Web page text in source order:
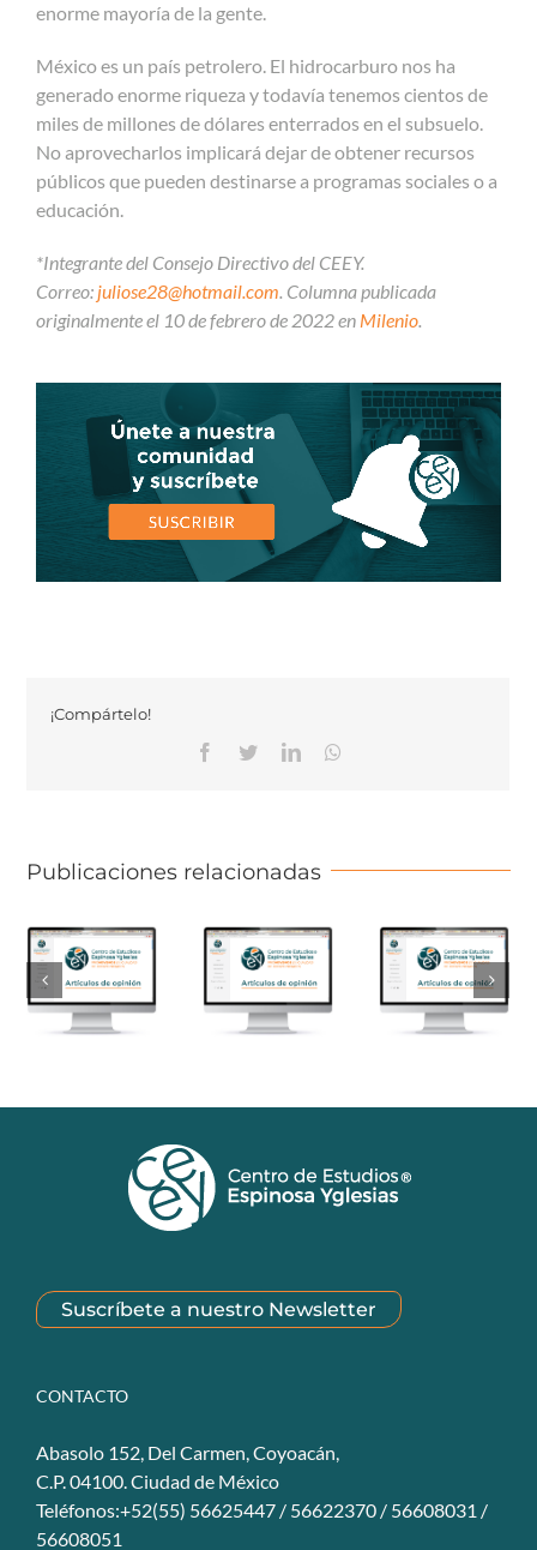
enorme mayoría de la gente.
México es un país petrolero. El hidrocarburo nos ha
generado enorme riqueza y todavía tenemos cientos de
miles de millones de dólares enterrados en el subsuelo.
No aprovecharlos implicará dejar de obtener recursos
públicos que pueden destinarse a programas sociales o a
educación.
*Integrante del Consejo Directivo del CEEY.
Correo: juliose28@hotmail.com. Columna publicada
originalmente el 10 de febrero de 2022 en Milenio.
¡Compártelo!
Facebook
TwitterLinkedinWhatsapp
Publicaciones relacionadas
Suscríbete a nuestro Newsletter
CONTACTO
Abasolo 152, Del Carmen, Coyoacán,
C.P. 04100. Ciudad de México
Teléfonos:+52(55) 56625447 / 56622370 / 56608031 /
56608051